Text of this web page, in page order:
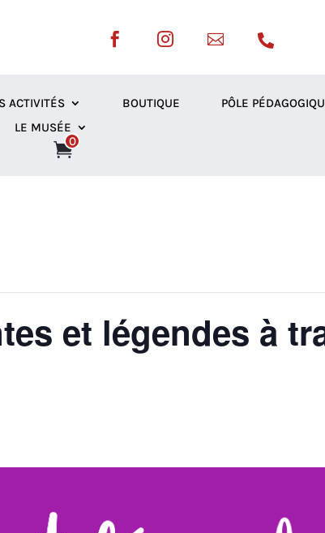
   
ACTIVITÉS BOUTIQUE PÔLE
LE MUSÉE
0
et légendes à